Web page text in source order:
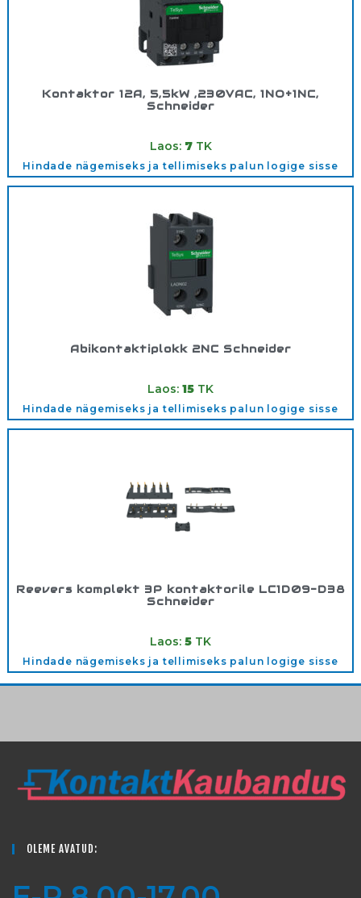
Kontaktor 12A, 5,5kW ,230VAC, 1NO+1NC,
Schneider
Laos: 7TK
Hindade nägemiseks ja tellimiseks palun logige sisse
Abikontaktiplokk 2NC Schneider
Laos: 15 TK
Hindade nägemiseks ja tellimiseks palun logige sisse
Reevers komplekt 3P kontaktorile LC1D09-D38
Schneider
Laos: 5 TK
Hindade nägemiseks ja tellimiseks palun logige sisse
OLEME AVATUD: